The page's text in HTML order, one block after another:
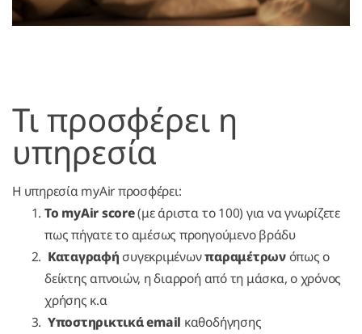
Τι προσφέρει η
υπηρεσία
Η υπηρεσία myAir προσφέρει:
Το myAir score(με άριστα το 100) για να γνωρίζετε
πως πήγατε το αμέσως προηγούμενο βράδυ
Καταγραφή συγεκριμένωνπαραμέτρωνόπως ο
δείκτης απνοιών, η διαρροή από τη μάσκα, ο χρόνος
χρήσης κ.α
Υποστηρικτικά email καθοδήγησης